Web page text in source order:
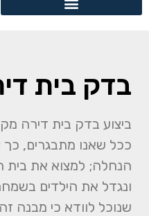
בדק בית
ביצוע בדק בית דירה
ככל שאנו מתבגרים, כך
הנחלה; למצוא את בית
ונגדל את הילדים
שנוכל לוודא כי מבנה